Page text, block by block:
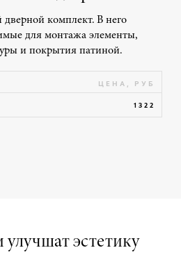
комплект. В него
для монтажа элементы,
и покрытия патиной.
ЦЕНА, РУБ
1322
эстетику